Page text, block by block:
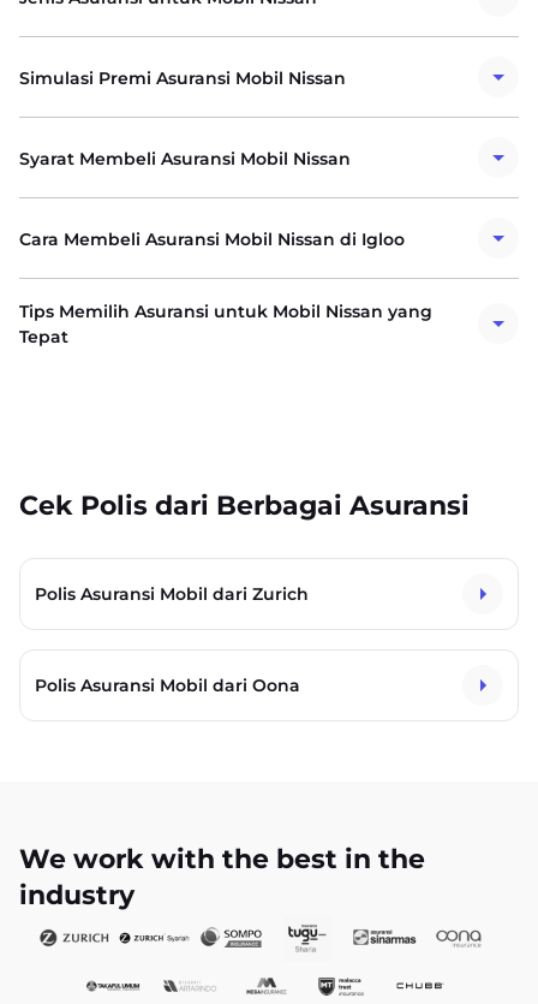
Simulasi Premi Asuransi Mobil Nissan
Syarat Membeli Asuransi Mobil Nissan
Cara Membeli Asuransi Mobil Nissan di Igloo
Tips Memilih Asuransi untuk Mobil Nissan yang
Tepat
Cek Polis dari Berbagai Asuransi
Polis Asuransi Mobil dari Zurich
Polis Asuransi Mobil dari Oona
We work with the best in the
industry